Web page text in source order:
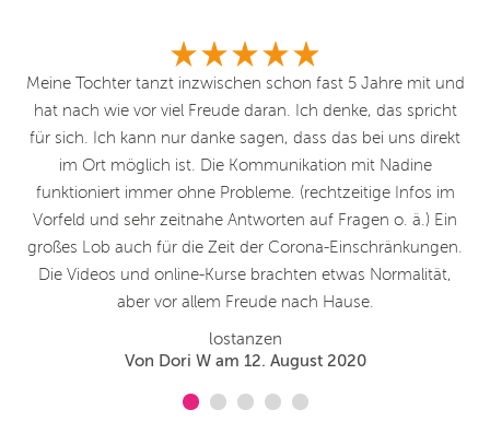
Meine Tochter tanzt inzwischen schon fast 5 Jahre mit und
hat nach wie vor viel Freude daran. Ich denke, das spricht
für sich. Ich kann nur danke sagen, dass das bei uns direkt
im Ort möglich ist. Die Kommunikation mit Nadine
funktioniert immer ohne Probleme. (rechtzeitige Infos im
Vorfeld und sehr zeitnahe Antworten auf Fragen o. ä.) Ein
großes Lob auch für die Zeit der Corona-Einschränkungen.
Die Videos und online-Kurse brachten etwas Normalität,
aber vor allem Freude nach Hause.
lostanzen
Von Dori W am 12. August 2020